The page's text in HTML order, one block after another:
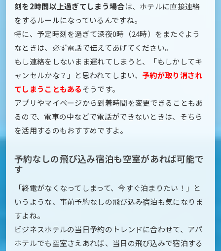
刻を2時間以上過ぎてしまう場合は、ホテルに直接連絡
をするルールになっているんですね。
特に、予定時刻を過ぎて深夜0時（24時）をまたぐよう
なときは、必ず電話で伝えてあげてください。
もし連絡をしないまま遅れてしまうと、「もしかしてキ
ャンセルかな？」と思われてしまい、 予約が取り消され
てしまうこともあるそうです。
アプリやマイページから到着時間を変更できることもあ
るので、電車の中などで電話ができないときは、そちら
を活用するのもおすすめですよ。
予約なしの飛び込み宿泊も空室があれば可能で
す
「終電がなくなってしまって、今すぐ泊まりたい！」と
いうような、事前予約なしの飛び込み宿泊も気になりま
すよね。
ビジネスホテルの当日予約のトレンドに合わせて、アパ
ホテルでも空室さえあれば、当日の飛び込みで宿泊する